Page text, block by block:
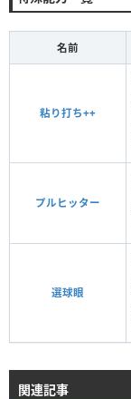
名前
粘り打ち++
プルヒッター
選球眼
関連記事